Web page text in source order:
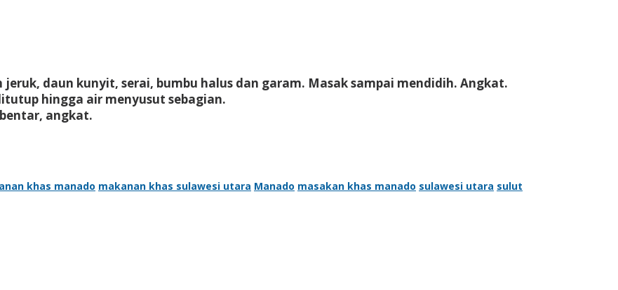
daun kunyit, serai, bumbu halus dan garam. Masak sampai mendidih. Angkat.
hingga air menyusut sebagian.
angkat.
khas manado makanan khas sulawesi utara Manado masakan khas manado sulawesi utara sulut